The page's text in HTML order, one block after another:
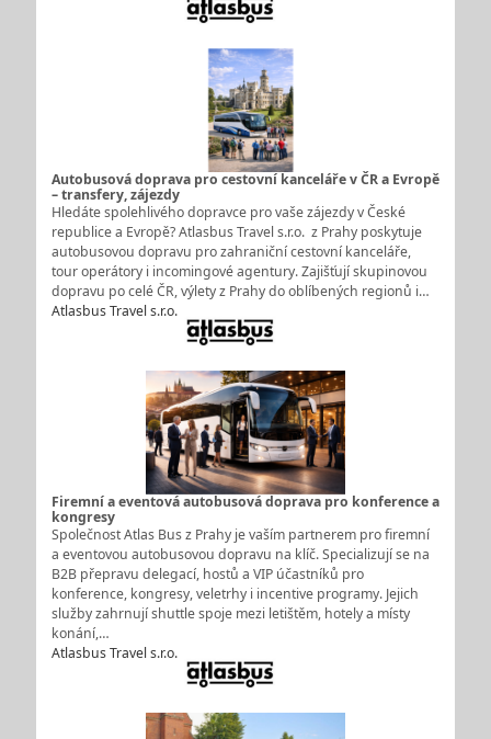
Autobusová doprava pro cestovní kanceláře v ČR a Evropě
– transfery, zájezdy
Hledáte spolehlivého dopravce pro vaše zájezdy v České
republice a Evropě? Atlasbus Travel s.r.o. z Prahy poskytuje
autobusovou dopravu pro zahraniční cestovní kanceláře,
tour operátory i incomingové agentury. Zajišťují skupinovou
dopravu po celé ČR, výlety z Prahy do oblíbených regionů i…
Atlasbus Travel s.r.o.
Firemní a eventová autobusová doprava pro konference a
kongresy
Společnost Atlas Bus z Prahy je vaším partnerem pro firemní
a eventovou autobusovou dopravu na klíč. Specializují se na
B2B přepravu delegací, hostů a VIP účastníků pro
konference, kongresy, veletrhy i incentive programy. Jejich
služby zahrnují shuttle spoje mezi letištěm, hotely a místy
konání,…
Atlasbus Travel s.r.o.